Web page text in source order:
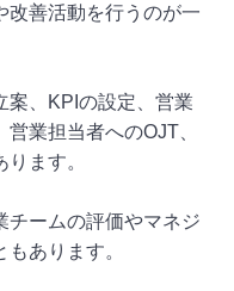
改善活動を行うのが一
案、KPIの設定、営業
業担当者へのOJT、
ます。
チームの評価やマネジ
あります。